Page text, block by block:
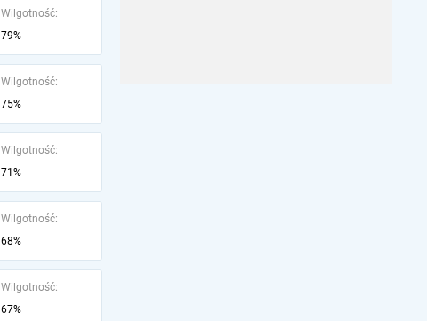
Wilgotność:
79%
Wilgotność:
75%
Wilgotność:
71%
Wilgotność:
68%
Wilgotność:
67%